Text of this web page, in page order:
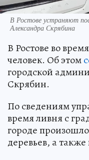
В Ростове устраняют
Александра Скрябина
В Ростове во
человек. Об этом
городской
Скрябин.
По сведениям
время ливня с
городе
деревьев, а также